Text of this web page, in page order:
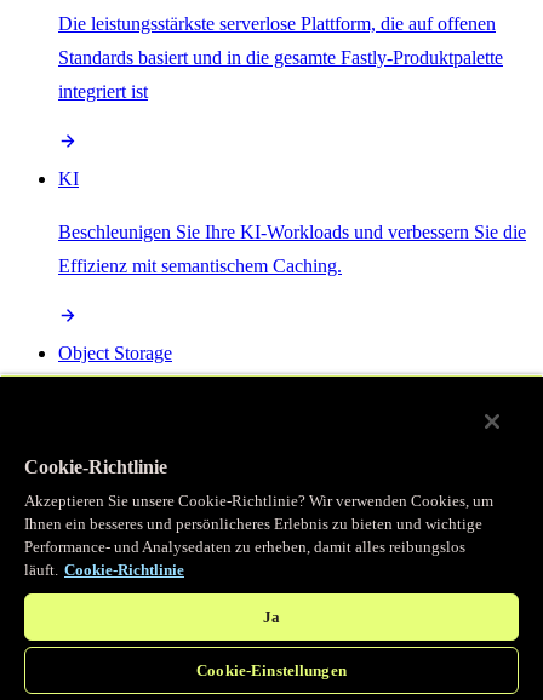
Die leistungsstärkste serverlose Plattform, die auf offenen
Standards basiert und in die gesamte Fastly-Produktpalette
integriert ist
KI
Beschleunigen Sie Ihre KI-Workloads und verbessern Sie die
Effizienz mit semantischem Caching.
Object Storage
Programmierbarer Cache
Erhalten Sie vollständigen programmatischen Zugriff auf das
legendäre Caching, das unser CDN antreibt.
Cookie-Richtlinie
Akzeptieren Sie unsere Cookie-Richtlinie? Wir verwenden Cookies, um
Ihnen ein besseres und persönlicheres Erlebnis zu bieten und wichtige
Performance- und Analysedaten zu erheben, damit alles reibungslos
läuft. Cookie-Richtlinie
Ja
Cookie-Einstellungen